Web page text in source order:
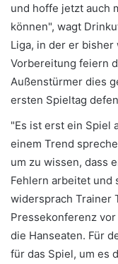
und hoffe jetzt auch
können", wagt
Liga, in der er
Vorbereitung feiern
Außenstürmer dies
ersten Spieltag
"Es ist erst ein Spiel
einem Trend
um zu wissen, dass
Fehlern arbeitet und
widersprach Trainer
Pressekonferenz
die Hanseaten. Für
für das Spiel, um es